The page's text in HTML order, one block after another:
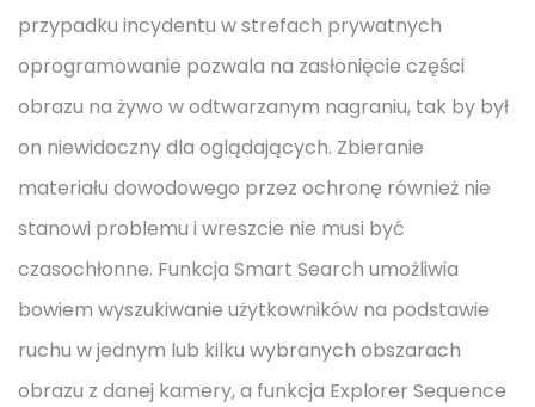
przypadku incydentu w strefach prywatnych
oprogramowanie pozwala na zasłonięcie części
obrazu na żywo w odtwarzanym nagraniu, tak by był
on niewidoczny dla oglądających. Zbieranie
materiału dowodowego przez ochronę również nie
stanowi problemu i wreszcie nie musi być
czasochłonne. Funkcja Smart Search umożliwia
bowiem wyszukiwanie użytkowników na podstawie
ruchu w jednym lub kilku wybranych obszarach
obrazu z danej kamery, a funkcja Explorer Sequence